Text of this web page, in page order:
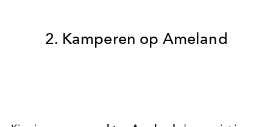
2. Kamperen op Ameland